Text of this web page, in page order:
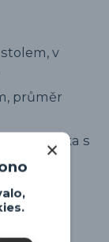
v
průměr
žárovka s